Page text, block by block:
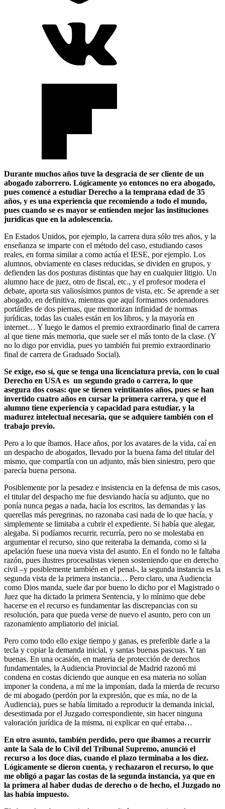
Durante muchos años tuve la desgracia de ser cliente de un
abogado zaborrero. Lógicamente yo entonces no era abogado,
pues comencé a estudiar Derecho a la temprana edad de 35
años, y es una experiencia que recomiendo a todo el mundo,
pues cuando se es mayor se entienden mejor las instituciones
jurídicas que en la adolescencia.
En Estados Unidos, por ejemplo, la carrera dura sólo tres años, y la
enseñanza se imparte con el método del caso, estudiando casos
reales, en forma similar a como actúa el IESE, por ejemplo. Los
alumnos, obviamente en clases reducidas, se dividen en grupos, y
defienden las dos posturas distintas que hay en cualquier litigio. Un
alumno hace de juez, otro de fiscal, etc., y el profesor modera el
debate, aporta sus valiosísimos puntos de vista, etc. Se aprende a ser
abogado, en definitiva, mientras que aquí formamos ordenadores
portátiles de dos piernas, que memorizan infinidad de normas
jurídicas, todas las cuales están en los libros, y la mayoría en
internet… Y luego le damos el premio extraordinario final de carrera
al que tiene más memoria, que suele ser el más tonto de la clase. (Y
no lo digo por envidia, pues yo también fui premio extraordinario
final de carrera de Graduado Social).
Se exige, eso sí, que se tenga una licenciatura previa, con lo cual
Derecho en USA es un segundo grado o carrera, lo que
asegura dos cosas: que se tienen veintitantos años, pues se han
invertido cuatro años en cursar la primera carrera, y que el
alumno tiene experiencia y capacidad para estudiar, y la
madurez intelectual necesaria, que se adquiere también con el
trabajo previo.
Pero a lo que íbamos. Hace años, por los avatares de la vida, caí en
un despacho de abogados, llevado por la buena fama del titular del
mismo, que compartía con un adjunto, más bien siniestro, pero que
parecía buena persona.
Posiblemente por la pesadez e insistencia en la defensa de mis casos,
el titular del despacho me fue desviando hacía su adjunto, que no
ponía nunca pegas a nada, hacía los escritos, las demandas y las
querellas más peregrinas, no razonaba casi nada de lo que hacía, y
simplemente se limitaba a cubrir el expediente. Si había que alegar,
alegaba. Si podíamos recurrir, recurría, pero no se molestaba en
argumentar el recurso, sino que reiteraba la demanda, como si la
apelación fuese una nueva vista del asunto. En el fondo no le faltaba
razón, pues ilustres procesalistas vienen sosteniendo que en derecho
civil –y posiblemente también en el penal-, la segunda instancia es la
segunda vista de la primera instancia… Pero claro, una Audiencia
como Dios manda, suele dar por bueno lo dicho por el Magistrado o
Juez que ha dictado la primera Sentencia, y lo mínimo que debe
hacerse en el recurso es fundamentar las discrepancias con su
resolución, para que pueda verse de nuevo el asunto, pero con un
razonamiento ampliatorio del inicial.
Pero como todo ello exige tiempo y ganas, es preferible darle a la
tecla y copiar la demanda inicial, y santas buenas pascuas. Y tan
buenas. En una ocasión, en materia de protección de derechos
fundamentales, la Audiencia Provincial de Madrid razonó mi
condena en costas diciendo que aunque en esa materia no solían
imponer la condena, a mí me la imponían, dada la mierda de recurso
de mi abogado (perdón por la expresión, que es mía, no de la
Audiencia), pues se había limitado a reproducir la demanda inicial,
desestimada por el Juzgado correspondiente, sin hacer ninguna
valoración jurídica de la misma, ni explicar en qué erraba…
En otro asunto, también perdido, pero que íbamos a recurrir
ante la Sala de lo Civil del Tribunal Supremo, anunció el
recurso a los doce días, cuando el plazo terminaba a los diez.
Lógicamente se dieron cuenta, y rechazaron el recurso, lo que
me obligó a pagar las costas de la segunda instancia, ya que en
la primera al haber dudas de derecho o de hecho, el Juzgado no
las había impuesto.